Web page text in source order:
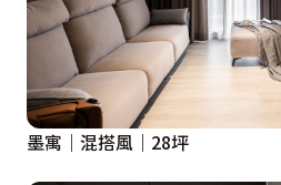
墨寓｜混搭風｜28坪